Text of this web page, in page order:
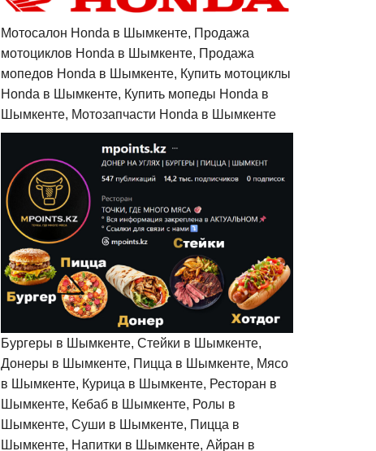
Мотосалон Honda в Шымкенте, Продажа
мотоциклов Honda в Шымкенте, Продажа
мопедов Honda в Шымкенте, Купить мотоциклы
Honda в Шымкенте, Купить мопеды Honda в
Шымкенте, Мотозапчасти Honda в Шымкенте
Бургеры в Шымкенте, Стейки в Шымкенте,
Донеры в Шымкенте, Пицца в Шымкенте, Мясо
в Шымкенте, Курица в Шымкенте, Ресторан в
Шымкенте, Кебаб в Шымкенте, Ролы в
Шымкенте, Суши в Шымкенте, Пицца в
Шымкенте, Напитки в Шымкенте, Айран в